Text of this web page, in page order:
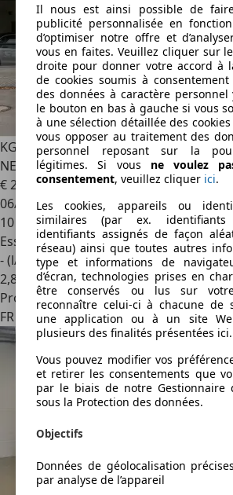
KGM Torres1.5 T-GDI 2WD Road
NEUF
€ 23 0561
06/2025
10 km
Essence
- (l/100 km)
2,8
Professionnel
FR 57000
Il nous est ainsi possible de
publicité personnalisée en
d’optimiser notre offre et
vous en faites. Veuillez cliquer sur
droite pour donner votre accord à
de cookies soumis à
des données à caractère
le bouton en bas à gauche si vous
à une sélection détaillée des
vous opposer au traitement des
personnel reposant sur la
légitimes. Si vous ne voulez
consentement, veuillez cliquer ici.
Les cookies, appareils ou
similaires (par ex. identifiants
identifiants assignés de façon
réseau) ainsi que toutes autres
type et informations de
d’écran, technologies prises en
être conservés ou lus sur
reconnaître celui-ci à chacune de
une application ou à un site
plusieurs des finalités présentées ici.
Vous pouvez modifier vos
et retirer les consentements que
par le biais de notre Gestionnaire
sous la Protection des données.
Objectifs
Données de géolocalisation
par analyse de l’appareil